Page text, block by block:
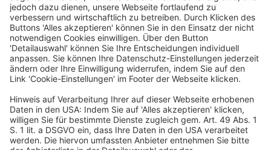
Bernal-Lara, Global Head of Film Development bei SIG.
«Mit SIG Terra RecShield BD haben wir eine Lösung
entwickelt, die den strengen Anforderungen bei der
Weindistribution und -konservierung gerecht wird. Ein Beleg
dafür, dass selbst hochfunktionale Barrieren kreislauffähig
sein können.»
Die Innovation liegt nicht nur in der Schutzfunktion, sondern
auch in der Kreislauffähigkeit der Bestandteile. Sowohl das
Barriere-Laminat als auch der Zapfhahn lassen sich
wiederverwerten – ohne die Qualität des Produkts zu